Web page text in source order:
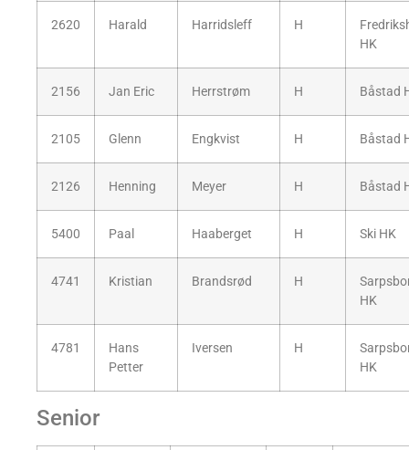
2620 Harald Harridsleff H
HK
2156 Jan Eric Herrstrøm H Båstad
2105 Glenn Engkvist H Båstad
2126 Henning Meyer H Båstad
5400 Paal Haaberget H Ski HK
4741 Kristian Brandsrød H
HK
4781
Hans
Petter
Iversen H
HK
Senior